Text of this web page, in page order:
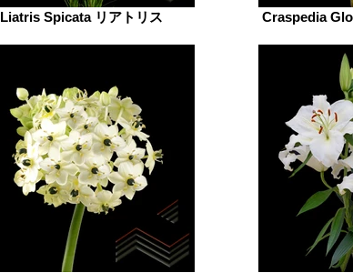
Liatris Spicata リアトリス Craspedia